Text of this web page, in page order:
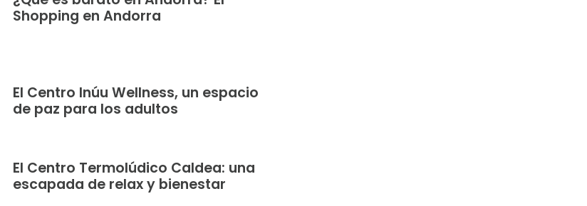
Shopping en Andorra
El Centro Inúu Wellness, un espacio
de paz para los adultos
El Centro Termolúdico Caldea: una
escapada de relax y bienestar